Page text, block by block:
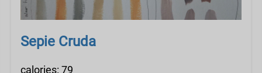
Sepie Cruda
calories: 79